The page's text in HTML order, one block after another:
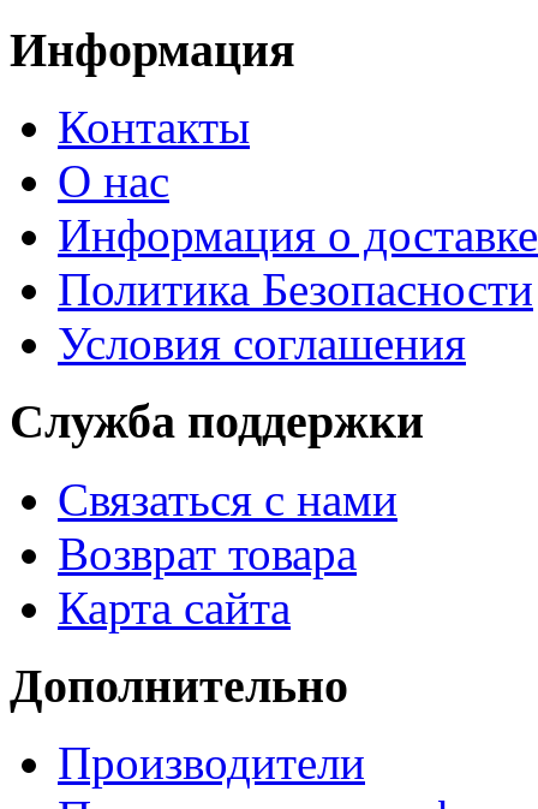
Информация
Контакты
О нас
Информация о доставке
Политика Безопасности
Условия соглашения
Служба поддержки
Связаться с нами
Возврат товара
Карта сайта
Дополнительно
Производители